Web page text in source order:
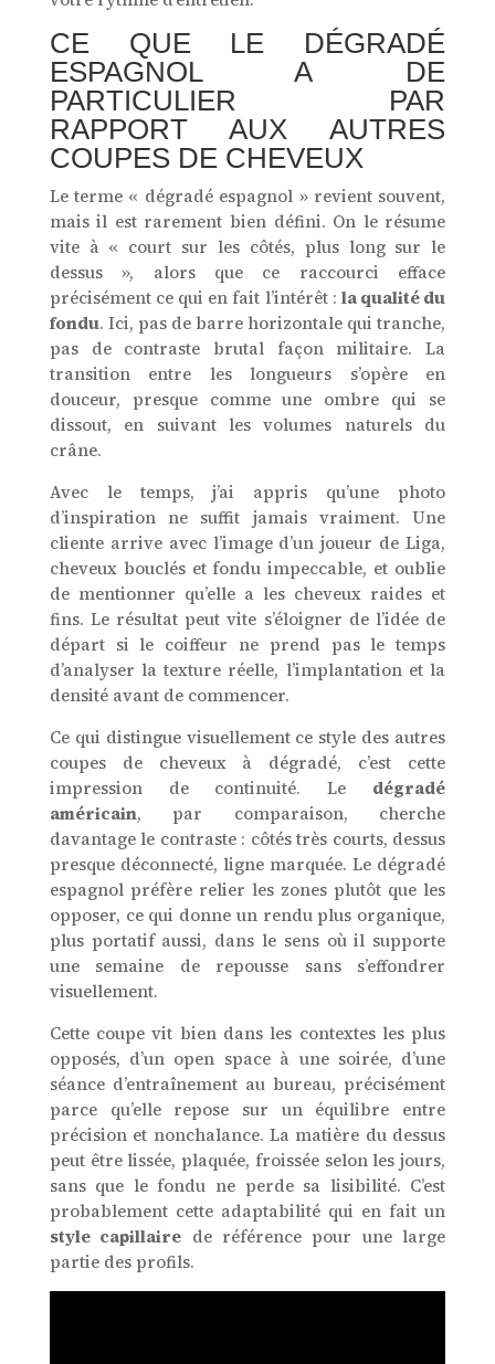
CE QUE LE DÉGRADÉ
ESPAGNOL A DE
PARTICULIER PAR
RAPPORT AUX AUTRES
COUPES DE CHEVEUX
Le terme « dégradé espagnol » revient souvent,
mais il est rarement bien défini. On le résume
vite à « court sur les côtés, plus long sur le
dessus », alors que ce raccourci efface
précisément ce qui en fait l’intérêt : la qualité du
fondu. Ici, pas de barre horizontale qui tranche,
pas de contraste brutal façon militaire. La
transition entre les longueurs s’opère en
douceur, presque comme une ombre qui se
dissout, en suivant les volumes naturels du
crâne.
Avec le temps, j’ai appris qu’une photo
d’inspiration ne suffit jamais vraiment. Une
cliente arrive avec l’image d’un joueur de Liga,
cheveux bouclés et fondu impeccable, et oublie
de mentionner qu’elle a les cheveux raides et
fins. Le résultat peut vite s’éloigner de l’idée de
départ si le coiffeur ne prend pas le temps
d’analyser la texture réelle, l’implantation et la
densité avant de commencer.
Ce qui distingue visuellement ce style des autres
coupes de cheveux à dégradé, c’est cette
impression de continuité. Le dégradé
américain, par comparaison, cherche
davantage le contraste : côtés très courts, dessus
presque déconnecté, ligne marquée. Le dégradé
espagnol préfère relier les zones plutôt que les
opposer, ce qui donne un rendu plus organique,
plus portatif aussi, dans le sens où il supporte
une semaine de repousse sans s’effondrer
visuellement.
Cette coupe vit bien dans les contextes les plus
opposés, d’un open space à une soirée, d’une
séance d’entraînement au bureau, précisément
parce qu’elle repose sur un équilibre entre
précision et nonchalance. La matière du dessus
peut être lissée, plaquée, froissée selon les jours,
sans que le fondu ne perde sa lisibilité. C’est
probablement cette adaptabilité qui en fait un
style capillaire de référence pour une large
partie des profils.